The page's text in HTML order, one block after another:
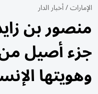
الإمارات/أخبار الدار
منصور بن
جزء أصيل
وهويتها